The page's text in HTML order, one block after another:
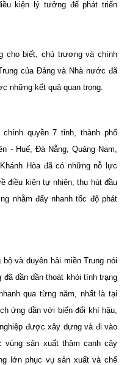
kiện lý tưởng để phát triển
cho biết, chủ trương và chính
của Đảng và Nhà nước đã
những kết quả quan trọng.
quyền 7 tỉnh, thành phố
- Huế, Đà Nẵng, Quảng Nam,
Hòa đã có những nỗ lực
điều kiện tự nhiên, thu hút đầu
nhằm đẩy nhanh tốc độ phát
và duyên hải miền Trung nói
đã dần dần thoát khỏi tình trạng
qua từng năm, nhất là tại
ứng dần với biến đổi khí hậu,
được xây dựng và đi vào
vùng sản xuất thâm canh cây
lớn phục vụ sản xuất và chế